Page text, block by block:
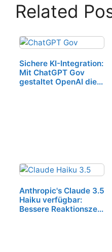
Related
Sichere KI-Integration:
Mit ChatGPT Gov
gestaltet OpenAI die
Anthropic's Claude 3.5
Haiku verfügbar:
Bessere Reaktionszeit